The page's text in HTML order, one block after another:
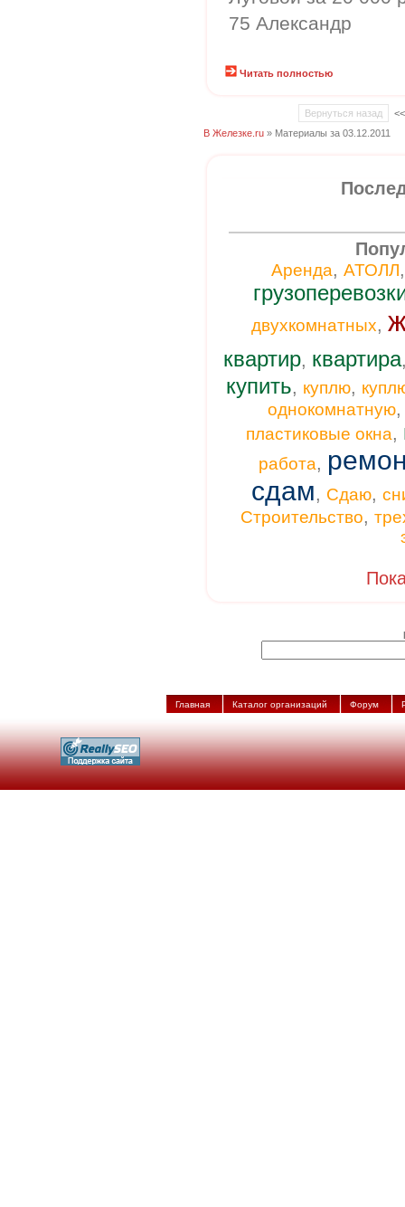
75 Александр
Читать полностью
Вернуться назад
В Железке.ru » Материалы за 03.12.2011
Аренда, АТОЛЛ
двухкомнатных,
квартир, квартира
купить, куплю,
однокомнатную
пластиковые окна,
работа,
сдам, Сдаю,
Строительство,
Главная Каталог организаций Форум